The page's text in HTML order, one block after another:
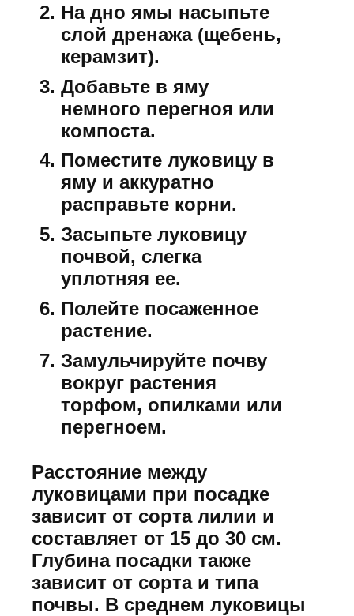
На дно ямы насыпьте
слой дренажа (щебень,
керамзит).
Добавьте в яму
немного перегноя или
компоста.
Поместите луковицу в
яму и аккуратно
расправьте корни.
Засыпьте луковицу
почвой, слегка
уплотняя ее.
Полейте посаженное
растение.
Замульчируйте почву
вокруг растения
торфом, опилками или
перегноем.
Расстояние между
луковицами при посадке
зависит от сорта лилии и
составляет от 15 до 30 см.
Глубина посадки также
зависит от сорта и типа
почвы. В среднем луковицы